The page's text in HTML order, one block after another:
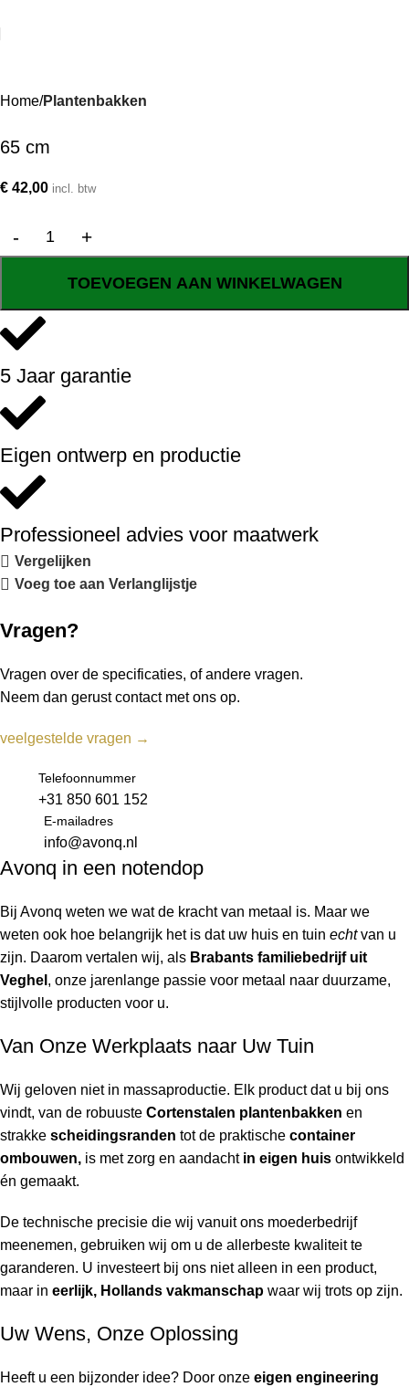
Home Plantenbakken
65 cm
€ 42,00 incl. btw
TOEVOEGEN AAN WINKELWAGEN
5 Jaar garantie
Eigen ontwerp en productie
Professioneel advies voor maatwerk
Vergelijken
Voeg toe aan Verlanglijstje
Vragen?
Vragen over de specificaties, of andere vragen.
Neem dan gerust contact met ons op.
veelgestelde vragen →
Telefoonnummer
+31 850 601 152
E-mailadres
info@avonq.nl
Avonq in een notendop
Bij Avonq weten we wat de kracht van metaal is. Maar we
weten ook hoe belangrijk het is dat uw huis en tuin echtvan u
zijn. Daarom vertalen wij, als Brabants familiebedrijf uit
Veghel , onze jarenlange passie voor metaal naar duurzame,
stijlvolle producten voor u.
Van Onze Werkplaats naar Uw Tuin
Wij geloven niet in massaproductie. Elk product dat u bij ons
vindt, van de robuuste Cortenstalen plantenbakken en
strakke scheidingsranden tot de praktische container
ombouwen, is met zorg en aandacht in eigen huis ontwikkeld
én gemaakt.
De technische precisie die wij vanuit ons moederbedrijf
meenemen, gebruiken wij om u de allerbeste kwaliteit te
garanderen. U investeert bij ons niet alleen in een product,
maar in eerlijk, Hollands vakmanschap waar wij trots op zijn.
Uw Wens, Onze Oplossing
Heeft u een bijzonder idee? Door onze eigen engineering